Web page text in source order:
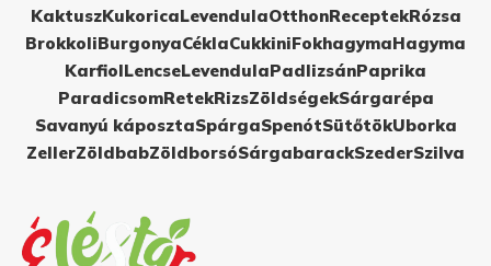
KaktuszKukoricaLevendulaOtthonReceptekRózsa
BrokkoliBurgonyaCéklaCukkiniFokhagymaHagyma
KarfiolLencseLevendulaPadlizsánPaprika
ParadicsomRetekRizsZöldségekSárgarépa
Savanyú káposztaSpárgaSpenótSütőtökUborka
ZellerZöldbabZöldborsóSárgabarackSzederSzilva